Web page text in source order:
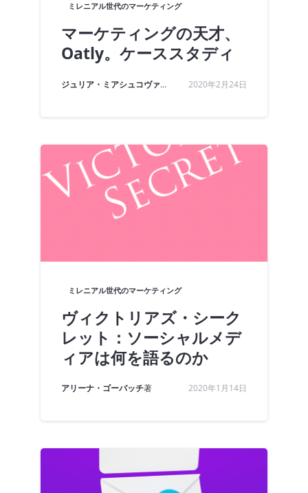
ミレニアル世代のマーケティング
マーケティングの天才、
Oatly。ケーススタディ
ジュリア・ミアシュコヴァ
著 2020年2月24日
ミレニアル世代のマーケティング
ヴィクトリアズ・シーク
レット：ソーシャルメデ
ィアは何を語るのか
アリーナ・ゴーバッチ著 2020年1月14日